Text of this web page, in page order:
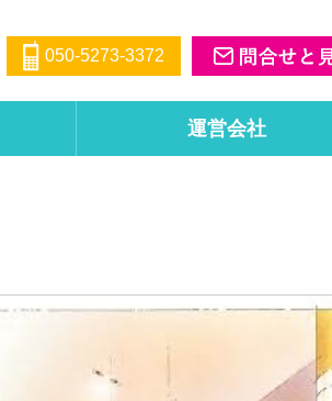
050-5273-3372
運営会社